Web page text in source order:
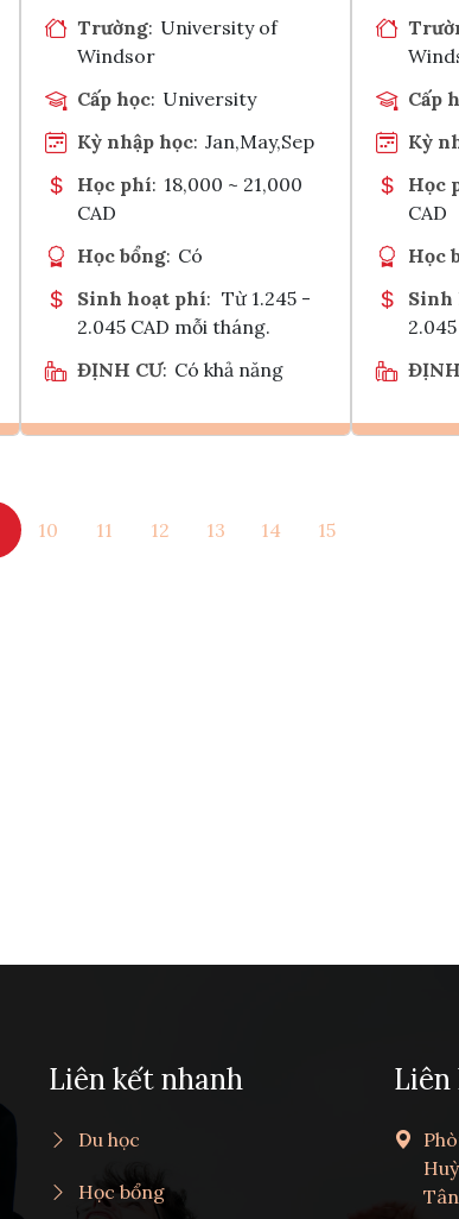
Trường: University of
Windsor
Cấp học: University
Kỳ nhập học: Jan,May,Sep
Học phí: 18,000 ~ 21,000
CAD
Học bổng: Có
Sinh hoạt phí: Từ 1.245 -
2.045 CAD mỗi tháng.
ĐỊNH CƯ: Có khả năng
Tham vấn Interlink
Cấp
Kỳ
Học
CAD
Học
Sinh
10 11 12 13 14 15
Liên kết nhanh
Du học
Học bổng
Liên